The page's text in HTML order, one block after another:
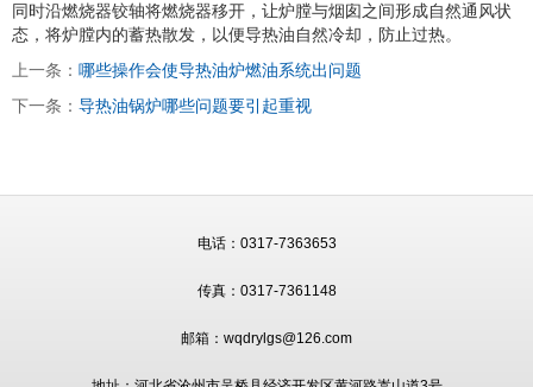
同时沿燃烧器铰轴将燃烧器移开，让炉膛与烟囱之间形成自然通风状
态，将炉膛内的蓄热散发，以便导热油自然冷却，防止过热。
上一条： 哪些操作会使导热油炉燃油系统出问题
下一条： 导热油锅炉哪些问题要引起重视
电话：0317-7363653
传真：0317-7361148
邮箱：wqdrylgs@126.com